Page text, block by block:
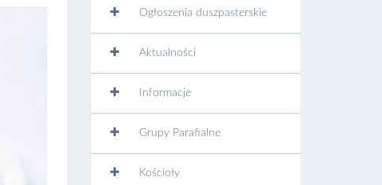
Ogłoszenia duszpasterskie
Aktualności
Informacje
Grupy Parafialne
Kościoły